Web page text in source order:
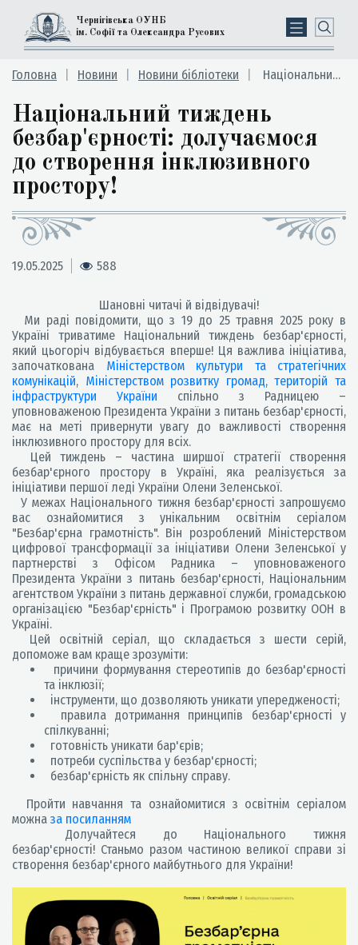
Чернігівська ОУНБ
ім. Софії та Олександра Русових
Головна Новини Новини бібліотеки Національний тиждень безбар'єрності: долучаємося до створення інклюзивного простору!
Національний тиждень
безбар'єрності: долучаємося
до створення інклюзивного
простору!
19.05.2025 588
Шановні читачі й відвідувачі!
Ми раді повідомити, що з 19 до 25 травня 2025 року в
Україні триватиме Національний тиждень безбар'єрності,
який цьогоріч відбувається вперше! Ця важлива ініціатива,
започаткована Міністерством культури та стратегічних
комунікацій, Міністерством розвитку громад, територій та
інфраструктури України спільно з Радницею –
уповноваженою Президента України з питань безбар'єрності,
має на меті привернути увагу до важливості створення
інклюзивного простору для всіх.
Цей тиждень – частина ширшої стратегії створення
безбар'єрного простору в Україні, яка реалізується за
ініціативи першої леді України Олени Зеленської.
У межах Національного тижня безбар'єрності запрошуємо
вас ознайомитися з унікальним освітнім серіалом
"Безбар'єрна грамотність". Він розроблений Міністерством
цифрової трансформації за ініціативи Олени Зеленської у
партнерстві з Офісом Радника – уповноваженого
Президента України з питань безбар'єрності, Національним
агентством України з питань державної служби, громадською
організацією "Безбар'єрність" і Програмою розвитку ООН в
Україні.
Цей освітній серіал, що складається з шести серій,
допоможе вам краще зрозуміти:
причини формування стереотипів до безбар'єрності
та інклюзії;
інструменти, що дозволяють уникати упередженості;
правила дотримання принципів безбар'єрності у
спілкуванні;
готовність уникати бар'єрів;
потреби суспільства у безбар'єрності;
безбар'єрність як спільну справу.
Пройти навчання та ознайомитися з освітнім серіалом
можна за посиланням
Долучайтеся до Національного тижня
безбар'єрності! Станьмо разом частиною великої справи зі
створення безбар'єрного майбутнього для України!